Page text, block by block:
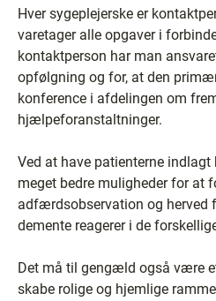
Hver sygeplejerske er
varetager alle opgaver i
kontaktperson har man
opfølgning og for, at den
konference i afdelingen om
hjælpeforanstaltninger.
Ved at have patienterne indlagt
meget bedre muligheder for at
adfærdsobservation og herved
demente reagerer i de
Det må til gengæld også være
skabe rolige og hjemlige